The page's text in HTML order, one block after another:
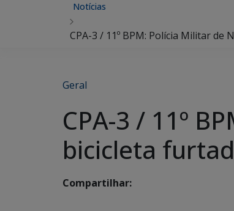
Notícias
CPA-3 / 11º BPM: Polícia Militar
Geral
CPA-3 / 11º
bicicleta
Compartilhar: